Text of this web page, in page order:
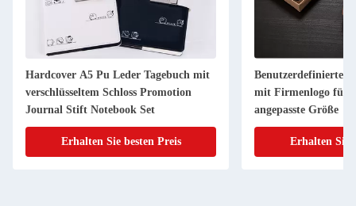
Hardcover A5 Pu Leder Tagebuch mit
verschlüsseltem Schloss Promotion
Journal Stift Notebook Set
Erhalten Sie besten Preis
Benutzerdefiniertes
mit Firmenlogo für
angepasste Größe
Erhalten Sie